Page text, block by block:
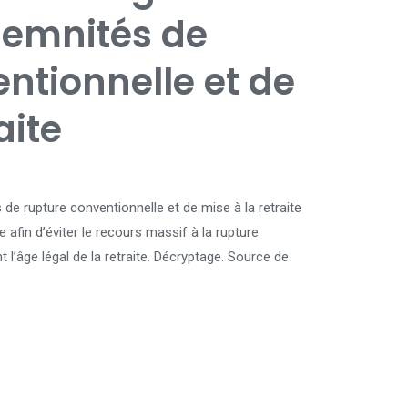
de
et de
rupture conventionnelle et de mise à la retraite
d’éviter le recours massif à la rupture
légal de la retraite. Décryptage. Source de